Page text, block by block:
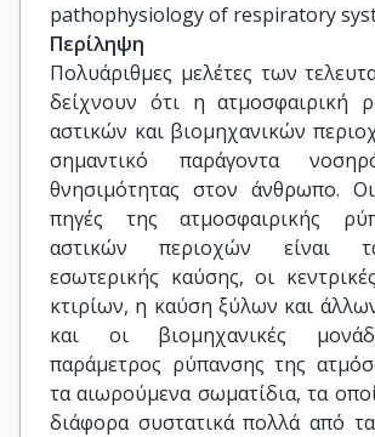
pathophysiology of respiratory
Περίληψη
Πολυάριθμες μελέτες των
δείχνουν ότι η ατμοσφαιρική
αστικών και βιομηχανικών
σημαντικό παράγοντα
θνησιμότητας στον άνθρωπο.
πηγές της ατμοσφαιρικής
αστικών περιοχών είναι
εσωτερικής καύσης, οι
κτιρίων, η καύση ξύλων και
και οι βιομηχανικές
παράμετρος ρύπανσης της
τα αιωρούμενα σωματίδια, τα
διάφορα συστατικά πολλά από